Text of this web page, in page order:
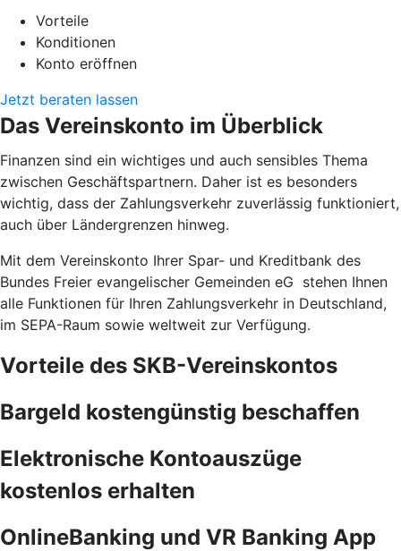
Vorteile
Konditionen
Konto eröffnen
Jetzt beraten lassen
Das Vereinskonto im Überblick
Finanzen sind ein wichtiges und auch sensibles Thema
zwischen Geschäftspartnern. Daher ist es besonders
wichtig, dass der Zahlungsverkehr zuverlässig funktioniert,
auch über Ländergrenzen hinweg.
Mit dem Vereinskonto Ihrer Spar- und Kreditbank des
Bundes Freier evangelischer Gemeinden eG stehen Ihnen
alle Funktionen für Ihren Zahlungsverkehr in Deutschland,
im SEPA-Raum sowie weltweit zur Verfügung.
Vorteile des SKB-Vereinskontos
Bargeld kostengünstig beschaffen
Elektronische Kontoauszüge
kostenlos erhalten
OnlineBanking und VR Banking App